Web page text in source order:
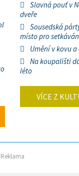
Slavná pouť v
dveře
Sousedská
místo pro
Umění v kovu
Na koupališti
léto
VÍCE Z
Reklama